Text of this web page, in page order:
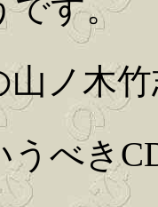
です。
山ノ木
うべき